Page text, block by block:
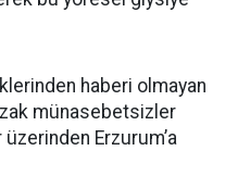
haberi olmayan
münasebetsizler
Erzurum’a